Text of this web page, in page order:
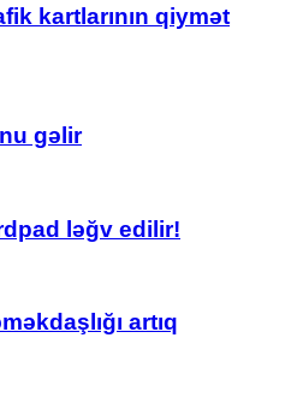
kartlarının qiymət
gəlir
ləğv edilir!
artıq